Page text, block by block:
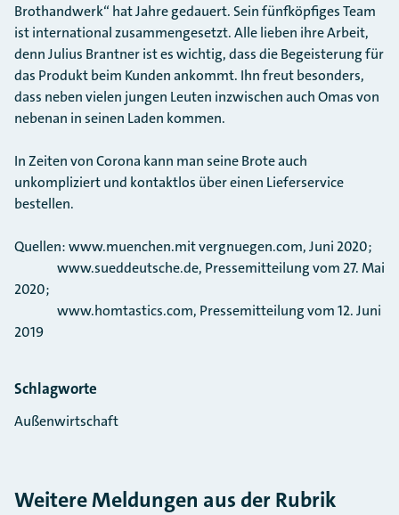
Brothandwerk“ hat Jahre gedauert. Sein fünfköpfiges Team
ist international zusammengesetzt. Alle lieben ihre Arbeit,
denn Julius Brantner ist es wichtig, dass die Begeisterung für
das Produkt beim Kunden ankommt. Ihn freut besonders,
dass neben vielen jungen Leuten inzwischen auch Omas von
nebenan in seinen Laden kommen.
In Zeiten von Corona kann man seine Brote auch
unkompliziert und kontaktlos über einen Lieferservice
bestellen.
Quellen: www.muenchen.mit vergnuegen.com, Juni 2020;
www.sueddeutsche.de, Pressemitteilung vom 27. Mai
2020;
www.homtastics.com, Pressemitteilung vom 12. Juni
2019
Schlagworte
Außenwirtschaft
Weitere Meldungen aus der Rubrik